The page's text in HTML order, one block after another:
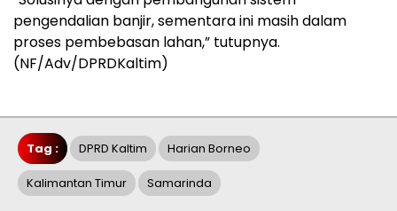
pengendalian banjir, sementara ini masih dalam
proses pembebasan lahan,” tutupnya.
(NF/Adv/DPRDKaltim)
Tag : DPRD Kaltim Harian Borneo
Kalimantan Timur Samarinda